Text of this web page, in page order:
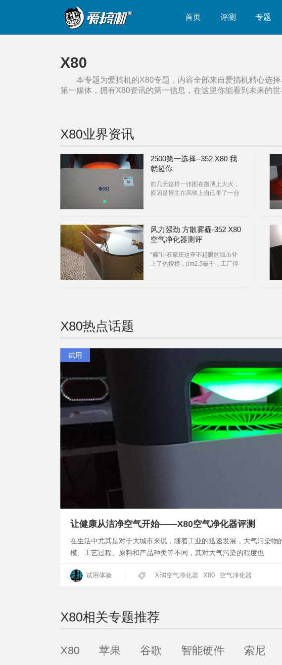
首页 评测 专题
X80
本专题为爱搞机的X80专题，内容全部来自爱搞机精心选择
第一媒体，拥有X80资讯的第一信息，在这里你能看到未来的世
X80业界资讯
2500第一选择--352 X80 我
就挺你
前几天这样一张图在微博上大火，
原因是博主在高铁上自己带了一台
常生活的
风力强劲 方散雾霾-352 X80
空气净化器测评
“霾”让石家庄这座不起眼的城市登
上了热搜榜，pm2.5破千，工厂停
X80热点话题
试用
让健康从洁净空气开始——X80空气净化器评测
在生活中尤其是对于大城市来说，随着工业的迅速发展，大气污染
模、工艺过程、原料和产品种类等不同，其对大气污染的程度也
试用体验 X80空气净化器 X80 空气净化器
X80相关专题推荐
X80 苹果 谷歌 智能硬件 索尼